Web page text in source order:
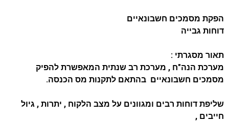
הפקת מסמכים חשבונאיים
דוחות גבייה
תאור מסגרתי :
מערכת הנה"ח , מערכת רב שנתית המאפשרת להפיק
מסמכים חשבונאיים בהתאם לתקנות מס הכנסה.
שליפת דוחות רבים ומגוונים על מצב הלקוח , יתרות , גיול
חייבים ,